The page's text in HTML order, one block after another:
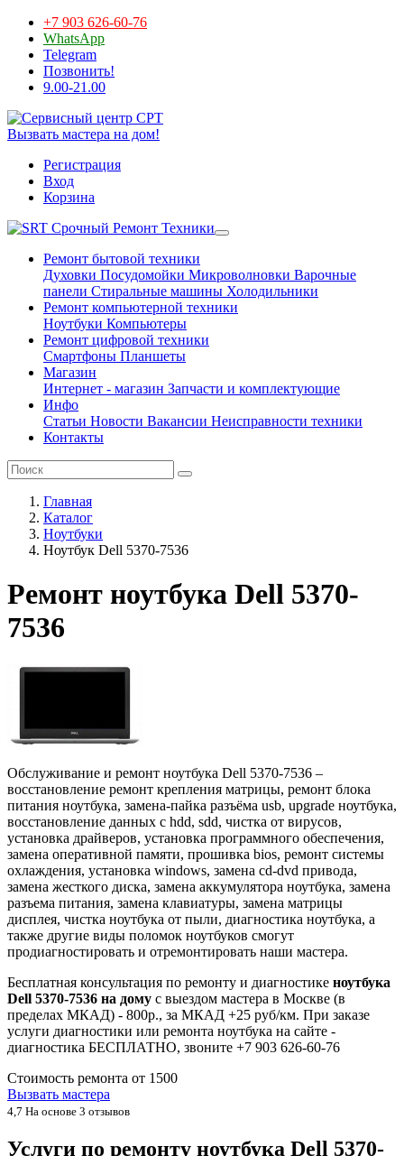
+7 903 626-60-76
WhatsApp
Telegram
Позвонить!
9.00-21.00
Вызвать мастера на дом!
Регистрация
Вход
Корзина
Срочный Ремонт Техники
Ремонт бытовой техники
Духовки Посудомойки Микроволновки Варочные
панели Стиральные машины Холодильники
Ремонт компьютерной техники
Ноутбуки Компьютеры
Ремонт цифровой техники
Смартфоны Планшеты
Магазин
Интернет - магазин Запчасти и комплектующие
Инфо
Статьи Новости Вакансии Неисправности техники
Контакты
Главная
Каталог
Ноутбуки
Ноутбук Dell 5370-7536
Ремонт ноутбука Dell 5370-
7536
Обслуживание и ремонт ноутбука Dell 5370-7536 –
восстановление ремонт крепления матрицы, ремонт блока
питания ноутбука, замена-пайка разъёма usb, upgrade ноутбука,
восстановление данных с hdd, sdd, чистка от вирусов,
установка драйверов, установка программного обеспечения,
замена оперативной памяти, прошивка bios, ремонт системы
охлаждения, установка windows, замена cd-dvd привода,
замена жесткого диска, замена аккумулятора ноутбука, замена
разъема питания, замена клавиатуры, замена матрицы
дисплея, чистка ноутбука от пыли, диагностика ноутбука, а
также другие виды поломок ноутбуков смогут
продиагностировать и отремонтировать наши мастера.
Бесплатная консультация по ремонту и диагностике ноутбука
Dell 5370-7536 на дому с выездом мастера в Москве (в
пределах МКАД) - 800р., за МКАД +25 руб/км. При заказе
услуги диагностики или ремонта ноутбука на сайте -
диагностика БЕСПЛАТНО, звоните +7 903 626-60-76
Стоимость ремонта от 1500
Вызвать мастера
4,7 На основе 3 отзывов
Услуги по ремонту ноутбука Dell 5370-